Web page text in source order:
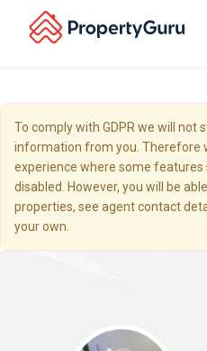
To comply with GDPR we will not
information from you. Therefore
experience where some features
disabled. However, you will be
properties, see agent contact
your own.